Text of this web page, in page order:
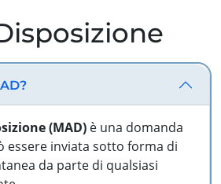
(MAD) è una domanda
essere inviata sotto forma di
da parte di qualsiasi